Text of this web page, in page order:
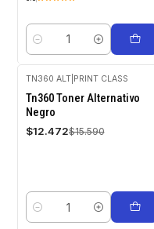
Cantidad
-20%
OFF
TN360 ALT| PRINT CLASS
Tn360 Toner Alternativo
Negro
$12.472$15.590
Cantidad